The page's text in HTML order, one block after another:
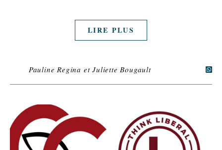
LIRE PLUS
Pauline Regina et Juliette Bougault